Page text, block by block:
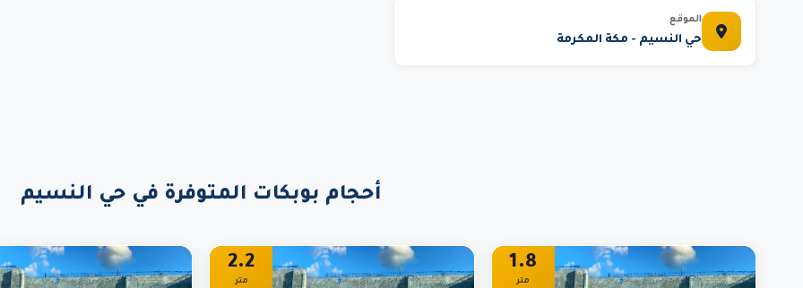
الموقع
حي النسيم - مكة المكرمة
أحجام بوبكات المتوفرة في حي النسيم
1.8
متر
2.2
متر